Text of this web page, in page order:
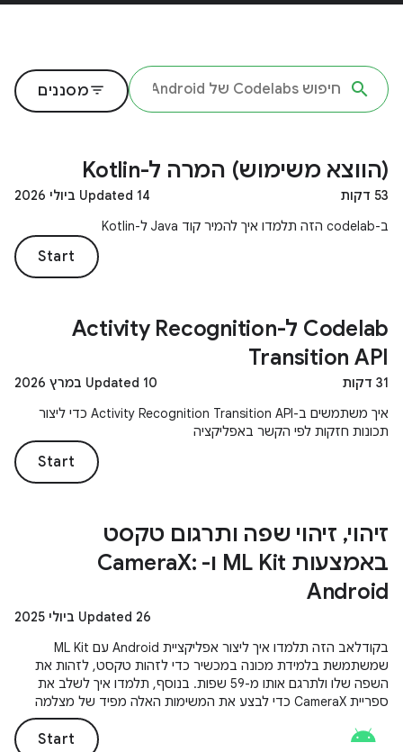
filter_listמסננים
(הווצא משימוש) המרה ל-Kotlin
53 דקות
Updated 14 ביולי 2026
ב-codelab הזה תלמדו איך להמיר קוד Java ל-Kotlin
Start
Codelab ל-Activity Recognition
Transition API
31 דקות
Updated 10 במרץ 2026
איך משתמשים ב-Activity Recognition Transition API כדי ליצור
תכונות חזקות לפי הקשר באפליקציה
Start
זיהוי, זיהוי שפה ותרגום טקסט
באמצעות ML Kit ו- CameraX:
Android
Updated 26 ביולי 2025
בקודלאב הזה תלמדו איך ליצור אפליקציית Android עם ML Kit
שמשתמשת בלמידת מכונה במכשיר כדי לזהות טקסט, לזהות את
השפה שלו ולתרגם אותו מ-59 שפות. בנוסף, תלמדו איך לשלב את
ספריית CameraX כדי לבצע את המשימות האלה מפיד של מצלמה
Start